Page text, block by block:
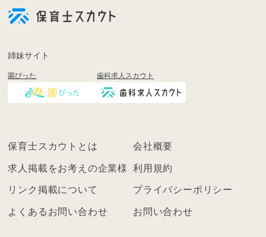
登
く
ン
姉妹サイト
園ぴった 歯科求人スカウト
保育士スカウトとは 会社概要
求人掲載をお考えの企業様 利用規約
リンク掲載について プライバシーポリシー
よくあるお問い合わせ お問い合わせ